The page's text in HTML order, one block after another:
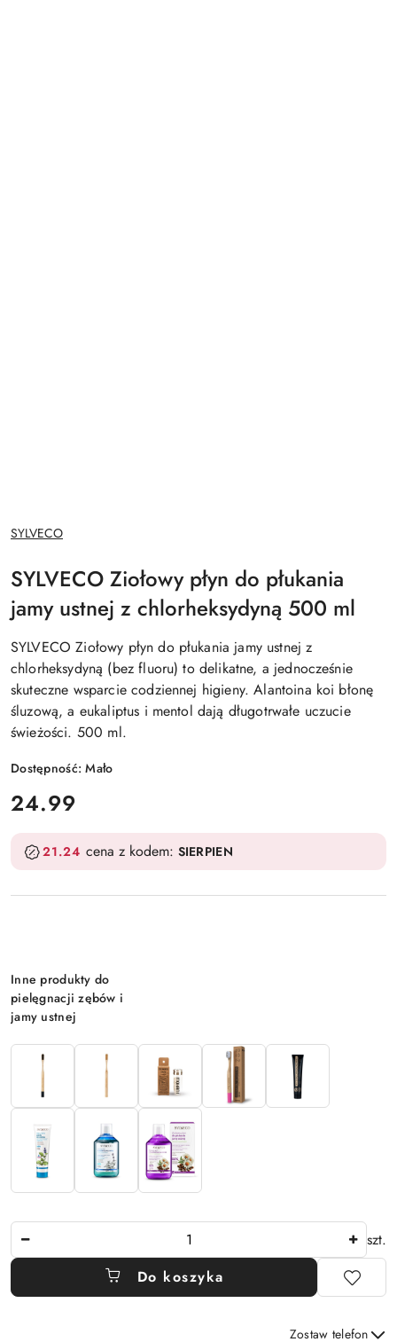
NAZWA
PRODUCENTA:
SYLVECO
SYLVECO Ziołowy płyn do płukania
jamy ustnej z chlorheksydyną 500 ml
SYLVECO Ziołowy płyn do płukania jamy ustnej z
chlorheksydyną (bez fluoru) to delikatne, a jednocześnie
skuteczne wsparcie codziennej higieny. Alantoina koi błonę
śluzową, a eukaliptus i mentol dają długotrwałe uczucie
świeżości. 500 ml.
Dostępność:Mało
cena:
24.99
21.24 cena z kodem: SIERPIEN
Wariant
Inne produkty do
pielęgnacji zębów i
jamy ustnej
szt.
Do koszyka
Zostaw telefon